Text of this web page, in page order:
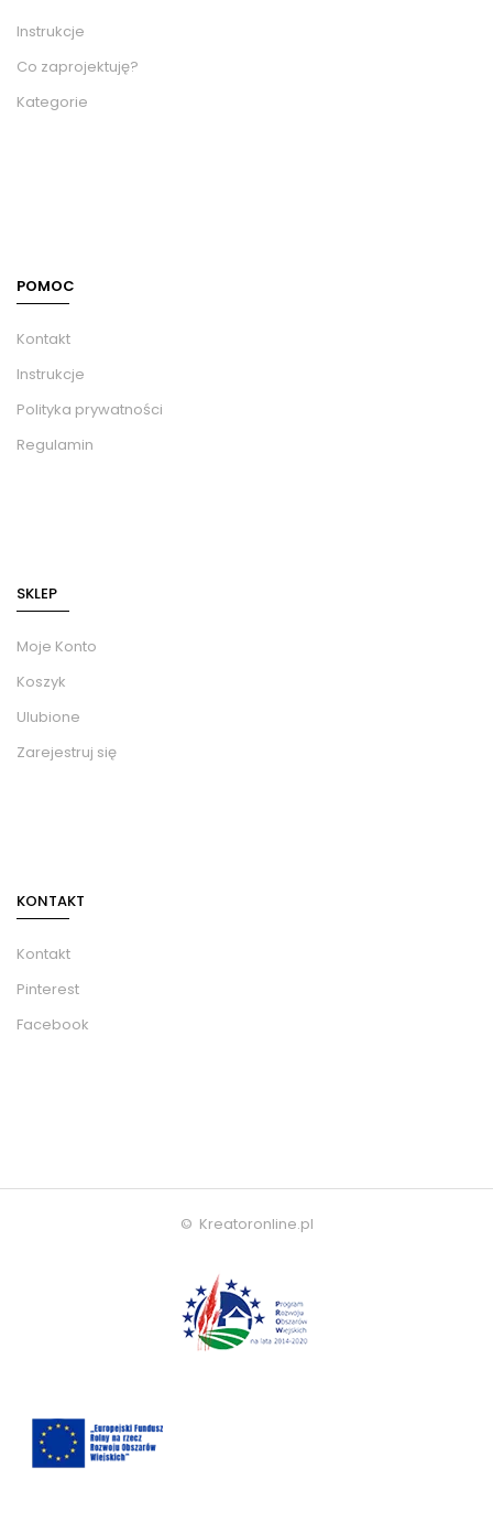
Instrukcje
Co zaprojektuję?
Kategorie
POMOC
Kontakt
Instrukcje
Polityka prywatności
Regulamin
SKLEP
Moje Konto
Koszyk
Ulubione
Zarejestruj się
KONTAKT
Kontakt
Pinterest
Facebook
© Kreatoronline.pl